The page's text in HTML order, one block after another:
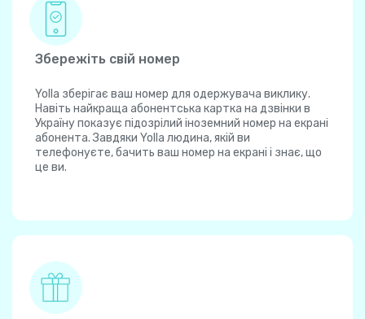
Збережіть свій номер
Yolla зберігає ваш номер для одержувача виклику.
Навіть найкраща абонентська картка на дзвінки в
Україну показує підозрілий іноземний номер на екрані
абонента. Завдяки Yolla людина, якій ви
телефонуєте, бачить ваш номер на екрані і знає, що
це ви.